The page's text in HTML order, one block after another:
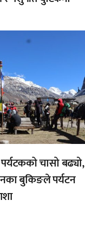
चासो बढ्यो,
बुकिङले पर्यटन